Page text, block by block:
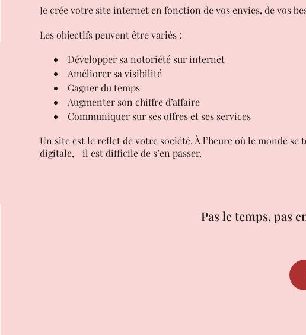
Améliorer sa visibilité
Gagner du temps
Augmenter son chiffre d’affaire
Communiquer sur ses offres et ses services
digitale, il est difficile de s’en passer.